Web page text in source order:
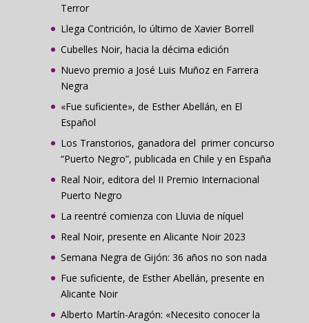
Terror
Llega Contrición, lo último de Xavier Borrell
Cubelles Noir, hacia la décima edición
Nuevo premio a José Luis Muñoz en Farrera
Negra
«Fue suficiente», de Esther Abellán, en El
Español
Los Transtorios, ganadora del primer concurso
“Puerto Negro”, publicada en Chile y en España
Real Noir, editora del II Premio Internacional
Puerto Negro
La reentré comienza con Lluvia de níquel
Real Noir, presente en Alicante Noir 2023
Semana Negra de Gijón: 36 años no son nada
Fue suficiente, de Esther Abellán, presente en
Alicante Noir
Alberto Martín-Aragón: «Necesito conocer la